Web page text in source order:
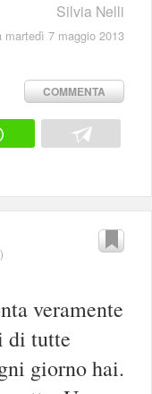
Silvia Nelli
martedì 7 maggio 2013
COMMENTA
)
veramente
di tutte
giorno hai.